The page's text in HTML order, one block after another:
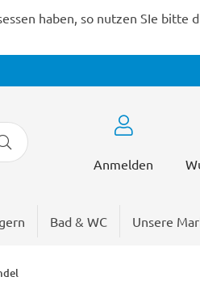
haben, so nutzen SIe bitte
Anmelden
Bad & WC Unsere